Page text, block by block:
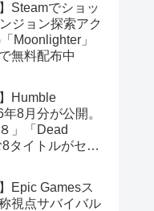
Steamでショッ
ジョン探索アク
Moonlighter」
無料配布中
Humble
8月分が公開。
」「Dead
タイトルがセッ
Epic Gamesス
視点サバイバル